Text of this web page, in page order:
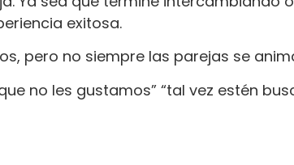
exitosa.
pero no siempre las parejas se
no les gustamos” “tal vez estén